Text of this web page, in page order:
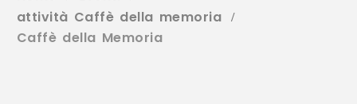
attività Caffè della memoria
Caffè della Memoria